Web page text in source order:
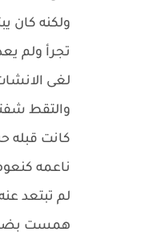
ولكنه كان
تجرأ ولم
لغى
والتقط
كانت قبله
ناعمه
لم تبتعد
همست